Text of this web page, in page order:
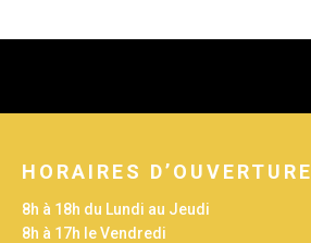
Walt Community
HORAIRES D’OUVERTURE
8h à 18h du Lundi au Jeudi
8h à 17h le Vendredi